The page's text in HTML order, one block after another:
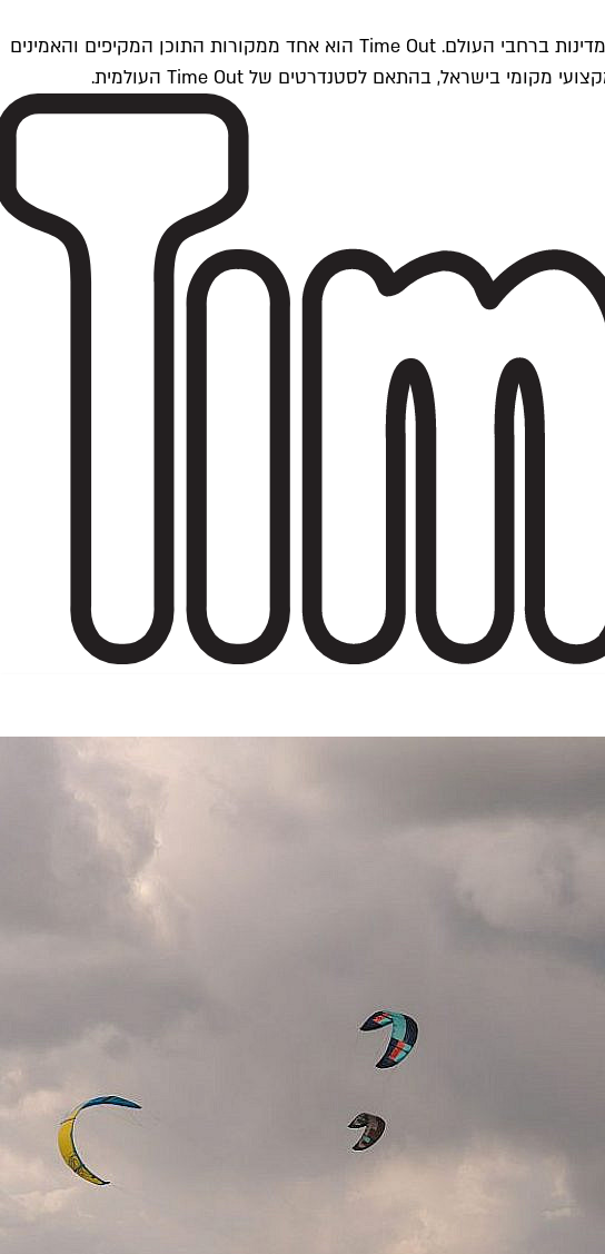
Time Outתל אביב הוא חלק מרשת Time Out Global — רשת מדיה בינלאומית הפועלת ב-360 ערים מרכזיות וב-60 מדינות ברחבי העולם. Time Out הוא אחד ממקורות התוכן המקיפים והאמינים